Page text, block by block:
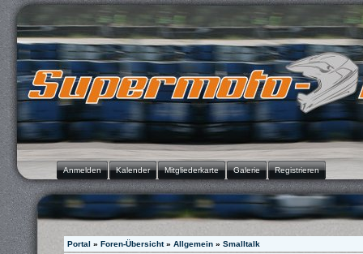
Anmelden Kalender Mitgliederkarte Galerie Registrieren
Portal » Foren-Übersicht» Allgemein » Smalltalk